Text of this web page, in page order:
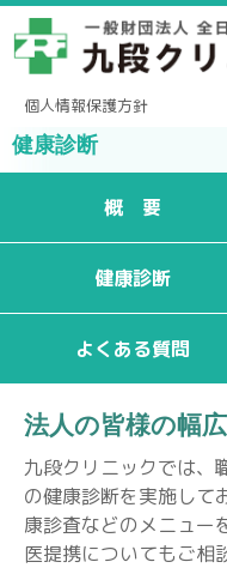
個人情報保護方針
健康診断
概 要
健康診断
よくある質問
法人の皆様の幅
九段クリニックでは、
の健康診断を実施して
康診査などのメニュー
医提携についてもご相